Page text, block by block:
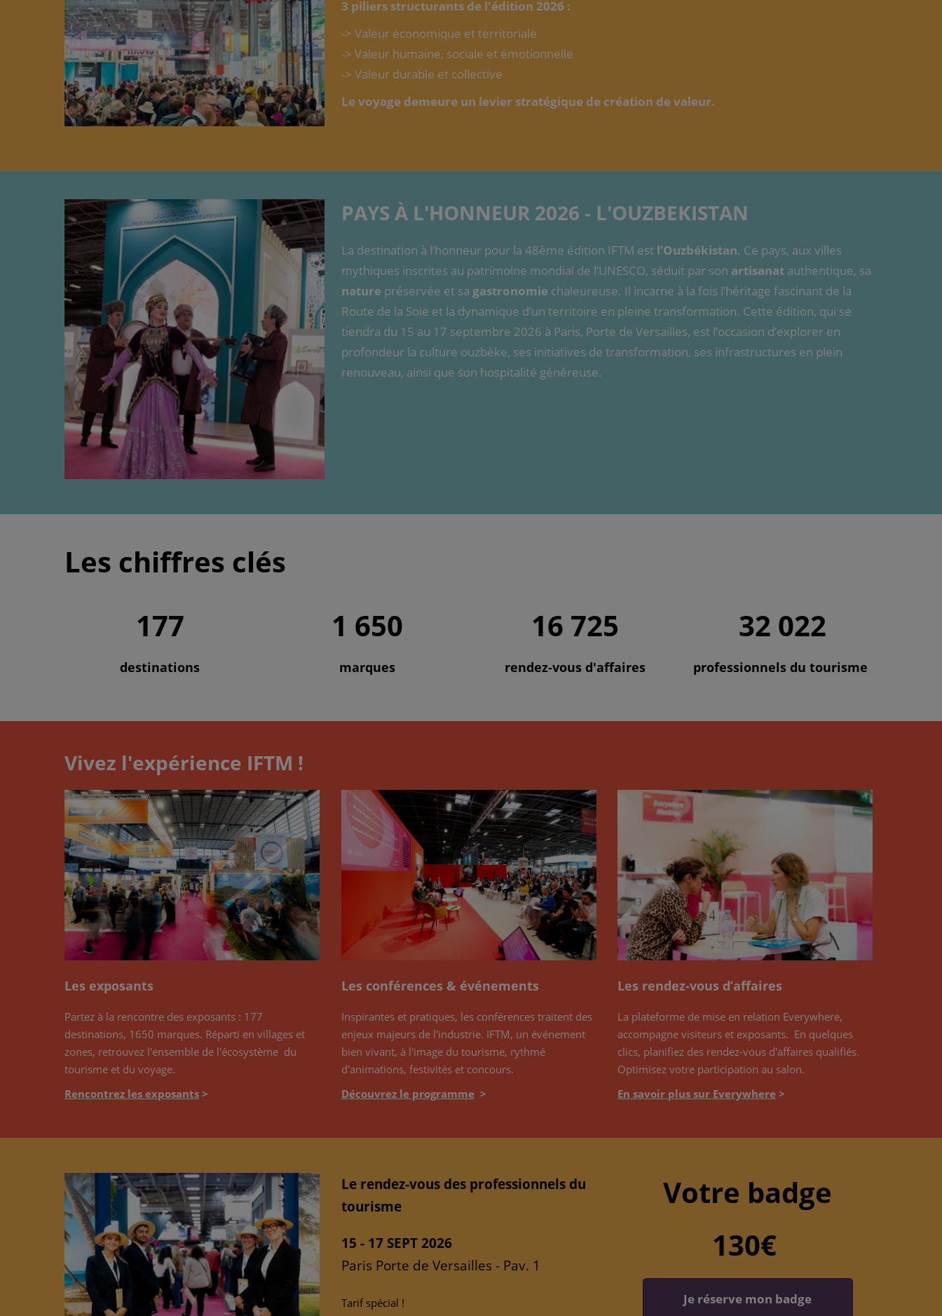
3 piliers structurants de l'édition 2026 :
-> Valeur économique et territoriale
-> Valeur humaine, sociale et émotionnelle
-> Valeur durable et collective
Le voyage demeure un levier stratégique de création de valeur.
PAYS À L'HONNEUR 2026 - L'OUZBEKISTAN
La destination à l’honneur pour la 48ème édition IFTM estl’Ouzbékistan. Ce pays, aux villes
mythiques inscrites au patrimoine mondial de l’UNESCO, séduit par son artisanatauthentique, sa
nature préservée et sa gastronomie chaleureuse. Il incarne à la fois l’héritage fascinant de la
Route de la Soie et la dynamique d’un territoire en pleine transformation. Cette édition, qui se
tiendra du 15 au 17 septembre 2026 à Paris, Porte de Versailles, est l’occasion d’explorer en
profondeur la culture ouzbèke, ses initiatives de transformation, ses infrastructures en plein
renouveau, ainsi que son hospitalité généreuse.
Les chiffres clés
177
destinations
1 650
marques
16 725
rendez-vous d'affaires
32 022
professionnels du tourisme
Vivez l'expérience IFTM !
Les exposants
Partez à la rencontre des exposants : 177
destinations, 1650 marques. Réparti en villages et
zones, retrouvez l'ensemble de l'écosystème du
tourisme et du voyage.
Rencontrez les exposants >
Les conférences & événements
Inspirantes et pratiques, les conférences traitent des
enjeux majeurs de l'industrie. IFTM, un événement
bien vivant, à l'image du tourisme, rythmé
d'animations, festivités et concours.
Découvrez le programme >
Les rendez-vous d’affaires
La plateforme de mise en relation Everywhere,
accompagne visiteurs et exposants. En quelques
clics, planifiez des rendez-vous d'affaires qualifiés.
Optimisez votre participation au salon.
En savoir plus sur Everywhere >
Le rendez-vous des professionnels du
tourisme
15 - 17 SEPT 2026
Paris Porte de Versailles - Pav. 1
Tarif spécial !
Votre badge
130€
Je réserve mon badge